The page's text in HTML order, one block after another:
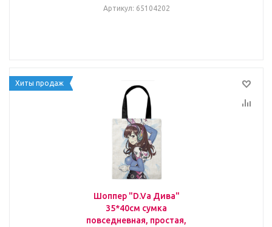
Артикул: 65104202
Хиты продаж
Шоппер "D.Va Дива"
35*40см сумка
повседневная, простая,